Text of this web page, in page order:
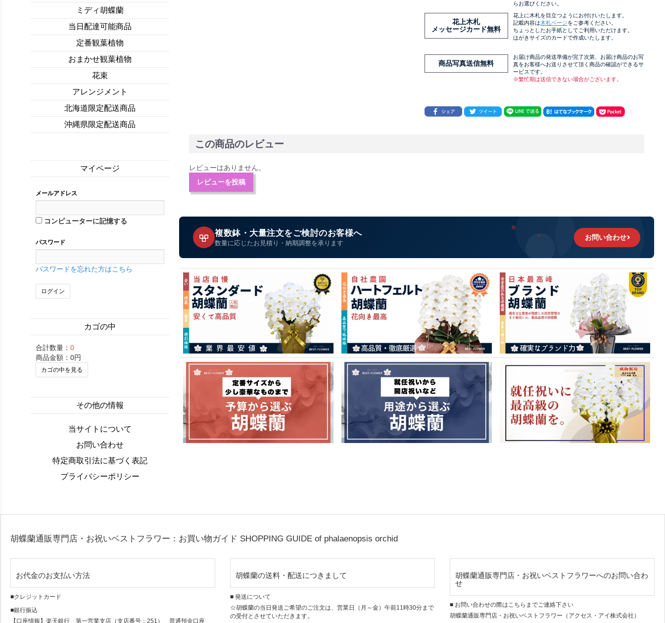
らお選びください。
花上木札
メッセージカード無料
花上に木札を目立つようにお付けいたします。
記載内容は木札ページをご参考ください。
ちょっとしたお手紙としてご利用いただけます。
はがきサイズのカードで作成いたします。
商品写真送信無料
お届け商品の発送準備が完了次第、お届け商品のお写
真をお客様へお送りさせて頂く商品の確認ができるサ
ービスです。
※繁忙期は送信できない場合がございます。
この商品のレビュー
レビューはありません。
レビューを投稿
複数鉢・大量注文をご検討のお客様へ
数量に応じたお見積り・納期調整を承ります
お問い合わせ
ミディ胡蝶蘭
当日配達可能商品
定番観葉植物
おまかせ観葉植物
花束
アレンジメント
北海道限定配送商品
沖縄県限定配送商品
マイページ
メールアドレス
コンピューターに記憶する
パスワード
パスワードを忘れた方はこちら
カゴの中
合計数量： 0
商品金額： 0円
カゴの中を見る
その他の情報
当サイトについて
お問い合わせ
特定商取引法に基づく表記
プライバシーポリシー
胡蝶蘭通販専門店・お祝いベストフラワー：お買い物ガイド SHOPPING GUIDE of phalaenopsis orchid
お代金のお支払い方法
■クレジットカード
■銀行振込
【口座情報】楽天銀行 第一営業支店（支店番号：251） 普通預金口座
胡蝶蘭の送料・配送につきまして
■ 発送について
☆胡蝶蘭の当日発送ご希望のご注文は、営業日（月～金）午前11時30分まで
の受付とさせていただきます。
胡蝶蘭通販専門店・お祝いベストフラワーへのお問い合わ
せ
■ お問い合わせの際はこちらまでご連絡下さい
胡蝶蘭通販専門店・お祝いベストフラワー（アクセス・アイ株式会社）